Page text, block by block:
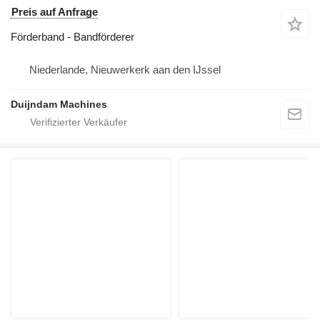
Preis auf Anfrage
Förderband - Bandförderer
Niederlande, Nieuwerkerk aan den IJssel
Duijndam Machines